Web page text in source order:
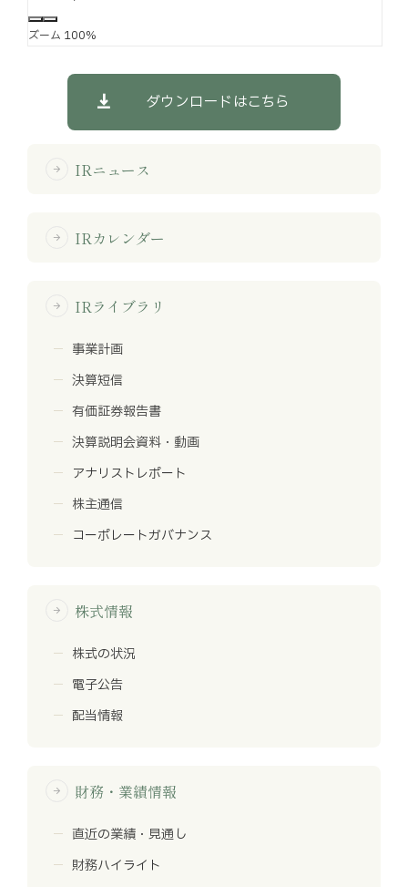
ズーム 100%
ダウンロードはこちら
arrow_forward IRニュース
arrow_forward IRカレンダー
arrow_forward IRライブラリ
事業計画
決算短信
有価証券報告書
決算説明会資料・動画
アナリストレポート
株主通信
コーポレートガバナンス
arrow_forward 株式情報
株式の状況
電子公告
配当情報
arrow_forward 財務・業績情報
直近の業績・見通し
財務ハイライト